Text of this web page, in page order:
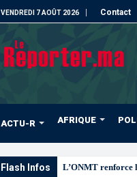
VENDREDI 7 AOÛT 2026 Contact
ACTU-R AFRIQUE
Flash Infos L’ONMT renforce